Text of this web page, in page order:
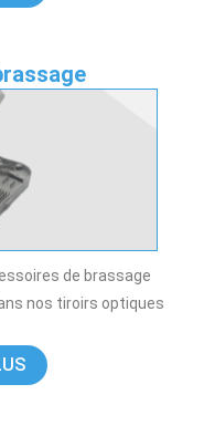
de brassage
nos tiroirs optiques